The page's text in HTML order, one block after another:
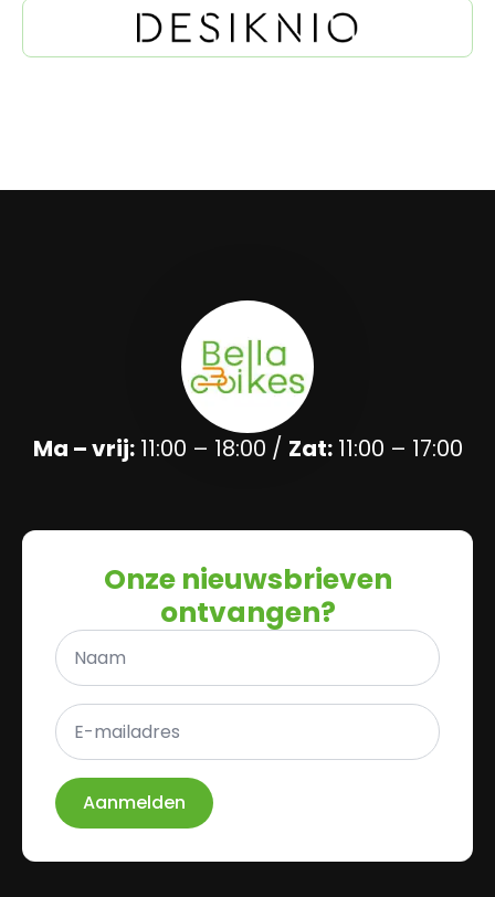
Ma – vrij:11:00 – 18:00 / Zat:11:00 – 17:00
Onze nieuwsbrieven
ontvangen?
Naam
E-
mailadres
*
Aanmelden